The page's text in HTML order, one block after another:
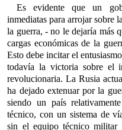
Es evidente que un
inmediatas para arrojar sobre
la guerra, - no le dejaría más
cargas económicas de la
Esto debe incitar el
todavía la victoria sobre el
revolucionaria. La Rusia
ha dejado extenuar por la
siendo un país
técnico, con un sistema de
sin el equipo técnico militar